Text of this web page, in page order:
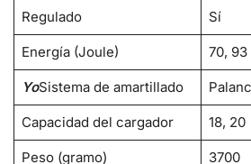
Regulado Sí
Energía (Joule) 70, 93
YoSistema de amartillado
Capacidad del cargador 18, 20
Peso (gramo) 3700